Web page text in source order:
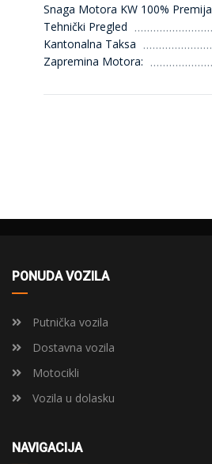
Snaga Motora KW 100% Premija
Tehnički Pregled
Kantonalna Taksa
Zapremina Motora:
PONUDA VOZILA
Putnička vozila
Dostavna vozila
Motocikli
Vozila u dolasku
NAVIGACIJA